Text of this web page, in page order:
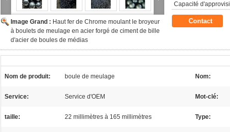
Image Grand : Haut fer de Chrome moulant le broyeur
à boulets de meulage en acier forgé de ciment de bille
d'acier de boules de médias
Capacité
Contact
Nom de produit: boule de meulage Nom:
Service: Service d'OEM Mot-clé:
taille: 22 millimètres à 165 millimètres Type: